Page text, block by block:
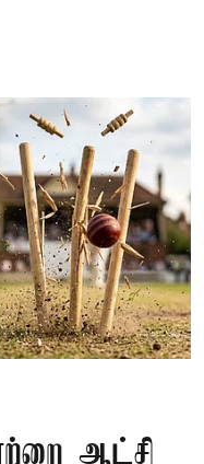
ஆட்சி